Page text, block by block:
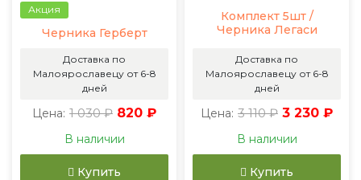
Акция
Черника Герберт
Доставка по
Малоярославецу от 6-8
дней
Цена: 1 030 ₽ 820 ₽
В наличии
Купить
Комплект 5шт /
Черника Легаси
Доставка по
Малоярославецу от 6-8
дней
Цена: 3 110 ₽ 3 230 ₽
В наличии
Купить